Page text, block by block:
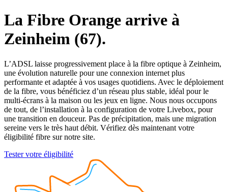
La Fibre Orange arrive à
Zeinheim (67).
L’ADSL laisse progressivement place à la fibre optique à Zeinheim,
une évolution naturelle pour une connexion internet plus
performante et adaptée à vos usages quotidiens. Avec le déploiement
de la fibre, vous bénéficiez d’un réseau plus stable, idéal pour le
multi-écrans à la maison ou les jeux en ligne. Nous nous occupons
de tout, de l’installation à la configuration de votre Livebox, pour
une transition en douceur. Pas de précipitation, mais une migration
sereine vers le très haut débit. Vérifiez dès maintenant votre
éligibilité fibre sur notre site.
Tester votre éligibilité